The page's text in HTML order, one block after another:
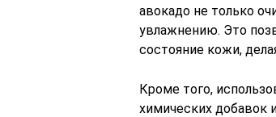
авокадо не только
увлажнению. Это
состояние кожи,
Кроме того,
химических добавок